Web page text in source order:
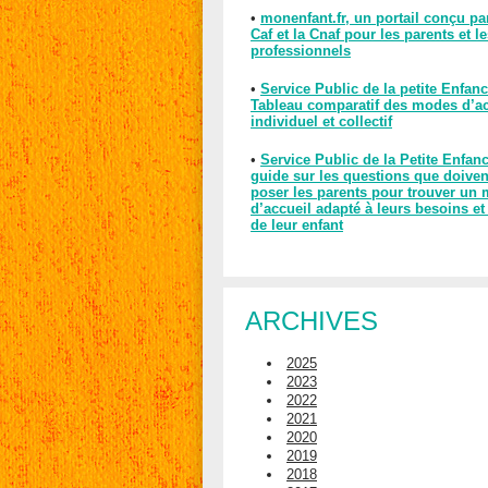
• monenfant.fr, un portail conçu
Caf et la Cnaf pour les parents et
professionnels
• Service Public de la petite
Tableau comparatif des modes
individuel et collectif
• Service Public de la Petite
guide sur les questions que
poser les parents pour trouver un
d’accueil adapté à leurs besoins
de leur enfant
ARCHIVES
2025
2023
2022
2021
2020
2019
2018